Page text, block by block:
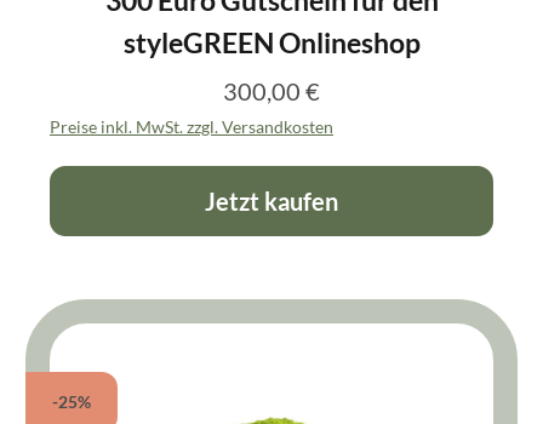
styleGREEN Onlineshop
Regulärer Preis:
300,00 €
Preise inkl. MwSt. zzgl. Versandkosten
Jetzt kaufen
-25%